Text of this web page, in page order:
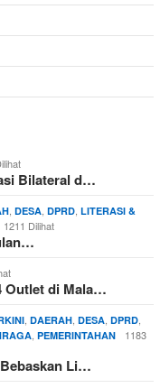
Bilateral d…
, DESA, DPRD, LITERASI &
1211 Dilihat
Outlet di Mala…
, DAERAH, DESA, DPRD,
, PEMERINTAHAN
1183
Li…